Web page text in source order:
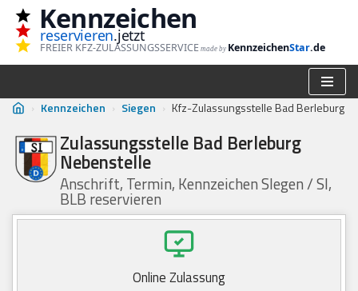
Zum
Inhalt
Kennzeichen
reservieren.jetzt
FREIER KFZ-ZULASSUNGSSERVICE made by KennzeichenStar.de
› Kennzeichen › Siegen › Kfz-Zulassungsstelle Bad Berleburg
Zulassungsstelle Bad Berleburg
Nebenstelle
Anschrift, Termin, Kennzeichen SIegen / SI,
BLB reservieren
Online Zulassung